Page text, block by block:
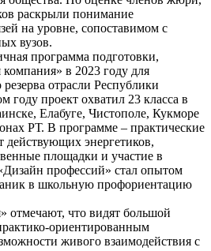
раскрыли понимание
на уровне, сопоставимом с
вузов.
программа подготовки,
в 2023 году для
отрасли Республики
году проект охватил 23 класса в
Елабуге, Чистополе, Кукморе
РТ. В программе – практические
действующих энергетиков,
площадки и участие в
профессий» стал опытом
в школьную профориентацию
отмечают, что видят большой
ориентированным
живого взаимодействия с